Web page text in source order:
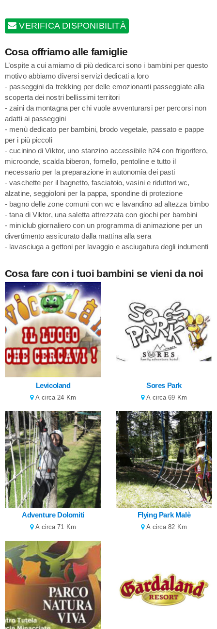
VERIFICA DISPONIBILITÀ
Cosa offriamo alle famiglie
L’ospite a cui amiamo di più dedicarci sono i bambini per questo
motivo abbiamo diversi servizi dedicati a loro
- passeggini da trekking per delle emozionanti passeggiate alla
scoperta dei nostri bellissimi territori
- zaini da montagna per chi vuole avventurarsi per percorsi non
adatti ai passeggini
- menù dedicato per bambini, brodo vegetale, passato e pappe
per i più piccoli
- cucinino di Viktor, uno stanzino accessibile h24 con frigorifero,
microonde, scalda biberon, fornello, pentoline e tutto il
necessario per la preparazione in autonomia dei pasti
- vaschette per il bagnetto, fasciatoio, vasini e riduttori wc,
alzatine, seggioloni per la pappa, spondine di protezione
- bagno delle zone comuni con wc e lavandino ad altezza bimbo
- tana di Viktor, una saletta attrezzata con giochi per bambini
- miniclub giornaliero con un programma di animazione per un
divertimento assicurato dalla mattina alla sera
- lavasciuga a gettoni per lavaggio e asciugatura degli indumenti
Cosa fare con i tuoi bambini se vieni da noi
Levicoland
A circa 24 Km
Sores Park
A circa 69 Km
Adventure Dolomiti
A circa 71 Km
Flying Park Malè
A circa 82 Km